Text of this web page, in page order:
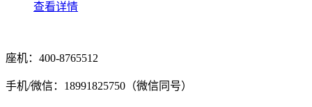
查看详情
座机：400-8765512
手机/微信：18991825750（微信同号）